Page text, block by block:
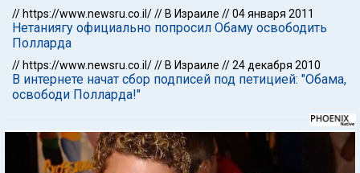
// https://www.newsru.co.il/// В Израиле //04 января 2011
Нетаниягу официально попросил Обаму освободить
Полларда
// https://www.newsru.co.il/// В Израиле //24 декабря 2010
В интернете начат сбор подписей под петицией: "Обама,
освободи Полларда!"